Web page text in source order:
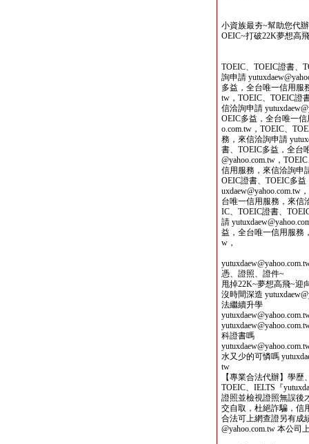
小資族最夯~幫助您代
OEIC~打破22K夢想高
TOEIC、TOEIC證書、
詢申請
多益，全台唯一信用服
tw，TOEIC、TOEIC證
信洽詢申請
OEIC多益，全台唯一信
o.com.tw，TOEIC、
務，來信洽詢申請
書、TOEIC多益，全台
@yahoo.com.tw，
信用服務，來信洽詢申
OEIC證書、TOEIC多
uxdaew@yahoo.com.tw
台唯一信用服務，來信
IC、TOEIC證書、
請
益，全台唯一信用服務
w，
憑、證照、證件~
甩掉22K~夢想高飛~迎
沒時間深造
法繼續升學
科證書嗎
水又少的可憐嗎
tw
【專業合法代辦】學
TOEIC、IELTS『
證照並檢視證照無誤後
交自取，杜絕詐騙，信
合法可上網查證另有成
@yahoo.com.tw 本公司